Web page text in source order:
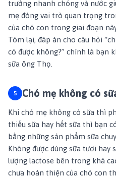
trưởng nhanh chóng và nước
mẹ đóng vai trò quan trọng
của chó con trong giai đoạn
Tóm lại, đáp án cho câu hỏi
có được không?” chính là bạn
sữa ông Thọ.
Chó mẹ không có
Khi chó mẹ không có sữa thì
thiếu sữa hay hết sữa thì bạn
bằng những sản phẩm sữa
Không được dùng sữa tươi hay
lượng lactose bên trong khá
chưa hoàn thiện của chó con